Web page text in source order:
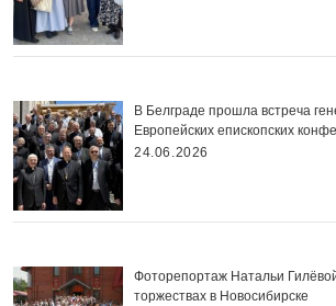
В Белграде прошла встреча
Европейских епископских
24.06.2026
Фоторепортаж Натальи
торжествах в Новосибирске